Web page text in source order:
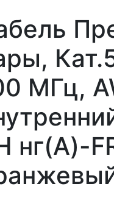
МГц,
нг(A)-